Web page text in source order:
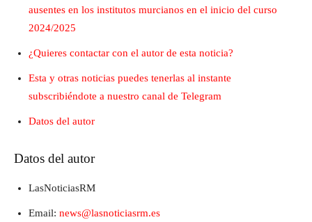
ausentes en los institutos murcianos en el inicio del curso
2024/2025
¿Quieres contactar con el autor de esta noticia?
Esta y otras noticias puedes tenerlas al instante
subscribiéndote a nuestro canal de Telegram
Datos del autor
Datos del autor
LasNoticiasRM
Email: news@lasnoticiasrm.es